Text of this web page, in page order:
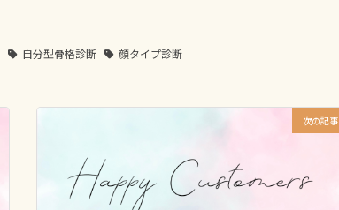
自分型骨格診断 顔タイプ診断
次の記事